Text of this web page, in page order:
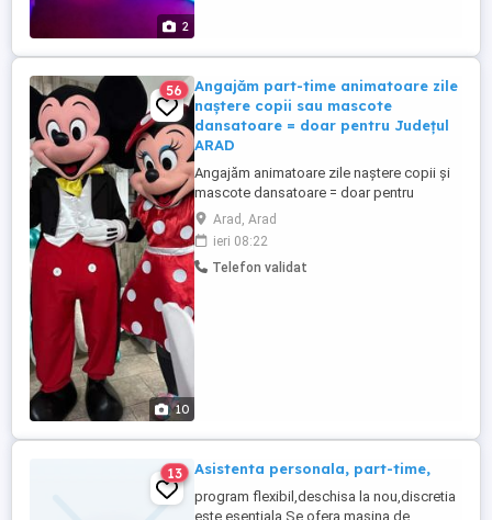
2
10
56
Angajăm part-time animatoare zile
naștere copii sau mascote
dansatoare = doar pentru Județul
ARAD
Angajăm animatoare zile naștere copii și
mascote dansatoare = doar pentru
Județul ARAD. Part time : o petrecere
durează 2 ore - 2 ore și jumătate. Pot fi și
două petreceri în aceeași zi; Program (în
special) în weekenduri. Disponibilitate
Arad, Arad
ieri 08:22
Telefon validat
13 Asistenta personala, part-time,
program flexibil,deschisa la nou,discretia
este esentiala.Se ofera masina de